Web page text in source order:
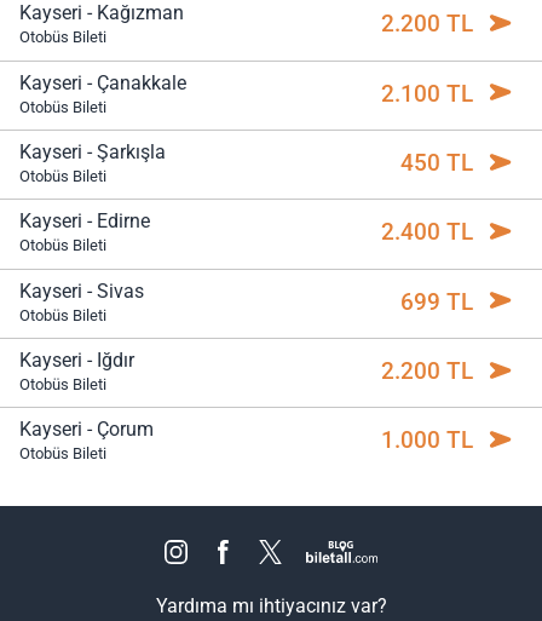
Kayseri - Kağızman
Otobüs Bileti 2.200 TL
Kayseri - Çanakkale
Otobüs Bileti 2.100 TL
Kayseri - Şarkışla
Otobüs Bileti 450 TL
Kayseri - Edirne
Otobüs Bileti 2.400 TL
Kayseri - Sivas
Otobüs Bileti 699 TL
Kayseri - Iğdır
Otobüs Bileti 2.200 TL
Kayseri - Çorum
Otobüs Bileti 1.000 TL
Yardıma mı ihtiyacınız var?